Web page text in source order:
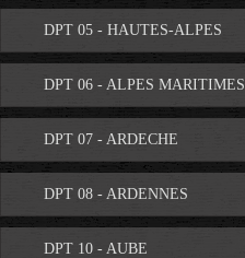
DPT 05 - HAUTES-ALPES
DPT 06 - ALPES MARITIMES
DPT 07 - ARDECHE
DPT 08 - ARDENNES
DPT 10 - AUBE